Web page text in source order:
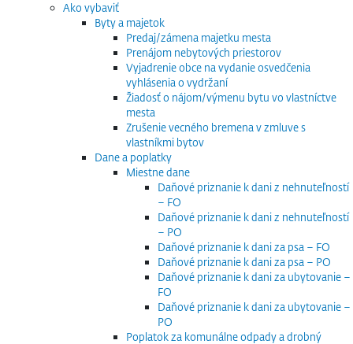
Ako vybaviť
Byty a majetok
Predaj/zámena majetku mesta
Prenájom nebytových priestorov
Vyjadrenie obce na vydanie osvedčenia
vyhlásenia o vydržaní
Žiadosť o nájom/výmenu bytu vo vlastníctve
mesta
Zrušenie vecného bremena v zmluve s
vlastníkmi bytov
Dane a poplatky
Miestne dane
Daňové priznanie k dani z nehnuteľností
– FO
Daňové priznanie k dani z nehnuteľností
– PO
Daňové priznanie k dani za psa – FO
Daňové priznanie k dani za psa – PO
Daňové priznanie k dani za ubytovanie –
FO
Daňové priznanie k dani za ubytovanie –
PO
Poplatok za komunálne odpady a drobný